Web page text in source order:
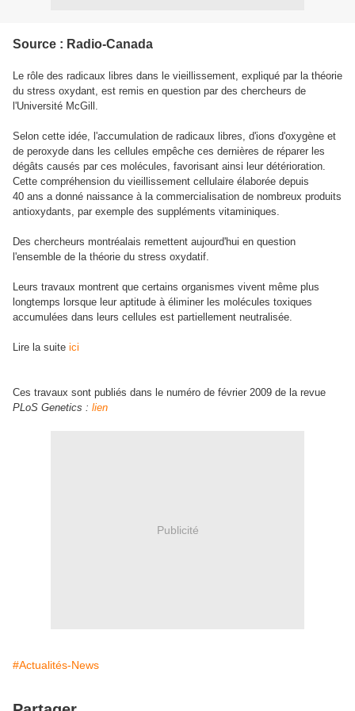
Source : Radio-Canada
Le rôle des radicaux libres dans le vieillissement, expliqué par la théorie
du stress oxydant, est remis en question par des chercheurs de
l'Université McGill.
Selon cette idée, l'accumulation de radicaux libres, d'ions d'oxygène et
de peroxyde dans les cellules empêche ces dernières de réparer les
dégâts causés par ces molécules, favorisant ainsi leur détérioration.
Cette compréhension du vieillissement cellulaire élaborée depuis
40 ans a donné naissance à la commercialisation de nombreux produits
antioxydants, par exemple des suppléments vitaminiques.
Des chercheurs montréalais remettent aujourd'hui en question
l'ensemble de la théorie du stress oxydatif.
Leurs travaux montrent que certains organismes vivent même plus
longtemps lorsque leur aptitude à éliminer les molécules toxiques
accumulées dans leurs cellules est partiellement neutralisée.
Lire la suite ici
Ces travaux sont publiés dans le numéro de février 2009 de la revue
PLoS Genetics : lien
Publicité
#Actualités-News